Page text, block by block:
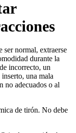
normal, extraerse
durante la
incorrecto, un
una mala
no adecuados o al
de tirón. No debe